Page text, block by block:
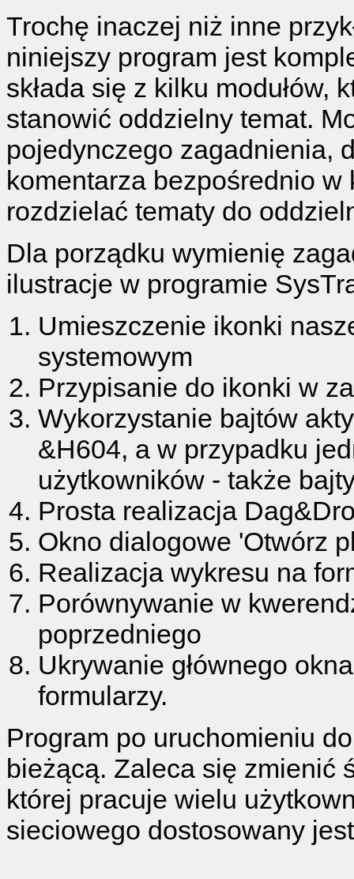
Trochę inaczej niż inne
niniejszy program jest
składa się z kilku modułów,
stanowić oddzielny temat.
pojedynczego zagadnienia,
komentarza bezpośrednio w
rozdzielać tematy do
Dla porządku wymienię
ilustracje w programie
Umieszczenie ikonki
systemowym
Przypisanie do ikonki w
Wykorzystanie bajtów
&H604, a w przypadku
użytkowników - także
Prosta realizacja
Okno dialogowe 'Otwórz
Realizacja wykresu na
Porównywanie w
poprzedniego
Ukrywanie głównego
formularzy.
Program po uruchomieniu
bieżącą. Zaleca się zmienić
której pracuje wielu
sieciowego dostosowany